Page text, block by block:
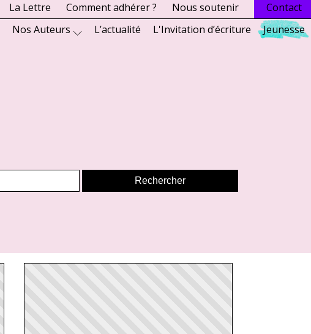
La Lettre Comment adhérer ? Nous soutenir
Contact
Nos Auteurs L’actualité L'Invitation d’écriture Jeunesse